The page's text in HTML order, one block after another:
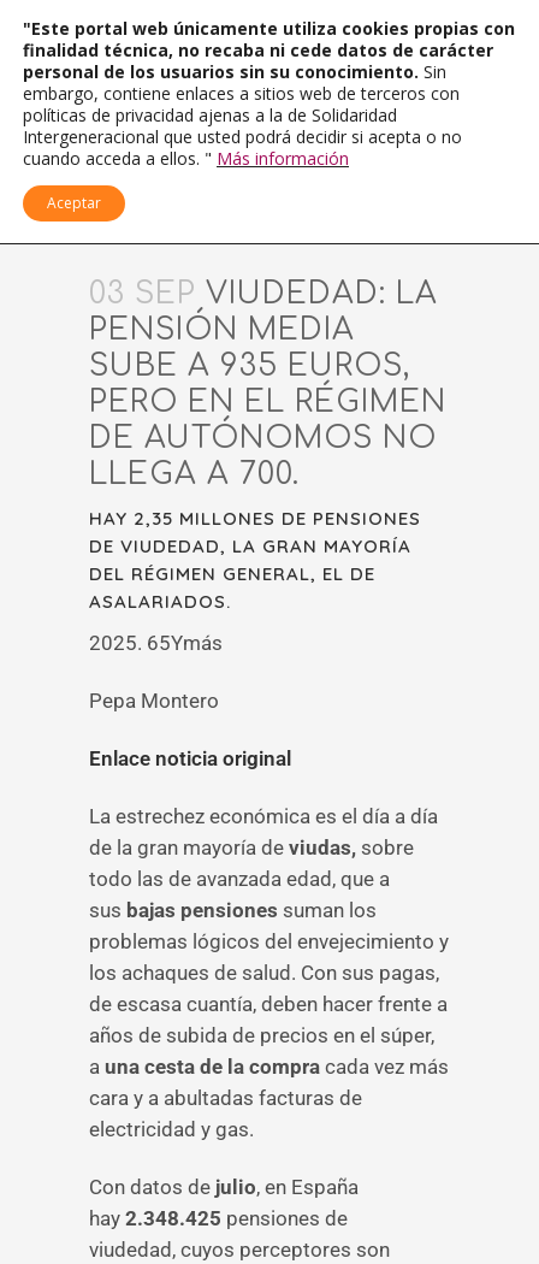
03 SEP VIUDEDAD: LA
PENSIÓN MEDIA
SUBE A 935 EUROS,
PERO EN EL RÉGIMEN
DE AUTÓNOMOS NO
LLEGA A 700.
HAY 2,35 MILLONES DE PENSIONES
DE VIUDEDAD, LA GRAN MAYORÍA
DEL RÉGIMEN GENERAL, EL DE
ASALARIADOS.
2025. 65Ymás
Pepa Montero
Enlace noticia original
La estrechez económica es el día a día
de la gran mayoría de viudas, sobre
todo las de avanzada edad, que a
sus bajas pensiones suman los
problemas lógicos del envejecimiento y
los achaques de salud. Con sus pagas,
de escasa cuantía, deben hacer frente a
años de subida de precios en el súper,
a una cesta de la compra cada vez más
cara y a abultadas facturas de
electricidad y gas.
Con datos de julio, en España
hay 2.348.425 pensiones de
viudedad, cuyos perceptores son
"Este portal web únicamente utiliza cookies propias con
finalidad técnica, no recaba ni cede datos de carácter
personal de los usuarios sin su conocimiento. Sin
embargo, contiene enlaces a sitios web de terceros con
políticas de privacidad ajenas a la de Solidaridad
Intergeneracional que usted podrá decidir si acepta o no
cuando acceda a ellos. " Más información
Aceptar